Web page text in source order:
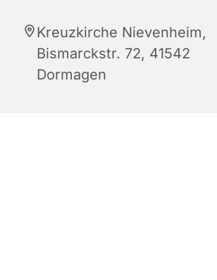
Kreuzkirche Nievenheim,
Bismarckstr. 72, 41542
Dormagen